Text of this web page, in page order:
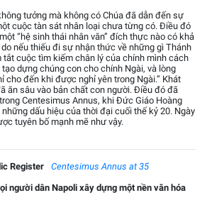
tưởng mà không có Chúa đã dẫn đến sự
cuộc tàn sát nhân loại chưa từng có. Điều đó
“hệ sinh thái nhân văn” đích thực nào có khả
nếu thiếu đi sự nhận thức về những gì Thánh
cuộc tìm kiếm chân lý của chính mình cách
tạo dựng chúng con cho chính Ngài, và lòng
cho đến khi được nghỉ yên trong Ngài.” Khát
ăn sâu vào bản chất con người. Điều đó đã
Centesimus Annus, khi Đức Giáo Hoàng
dấu hiệu của thời đại cuối thế kỷ 20. Ngày
tuyên bố mạnh mẽ như vậy.
Register
Centesimus Annus at 35
người dân Napoli xây dựng một nền văn hóa